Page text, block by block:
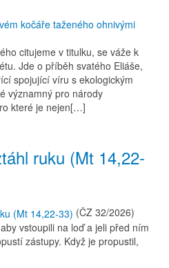
citujeme v titulku, se váže k
Jde o příběh svatého Eliáše,
spojující víru s ekologickým
významný pro národy
které je nejen[…]
ruku (Mt 14,22-
(ČZ 32/2026)
vstoupili na loď a jeli před ním
zástupy. Když je propustil,